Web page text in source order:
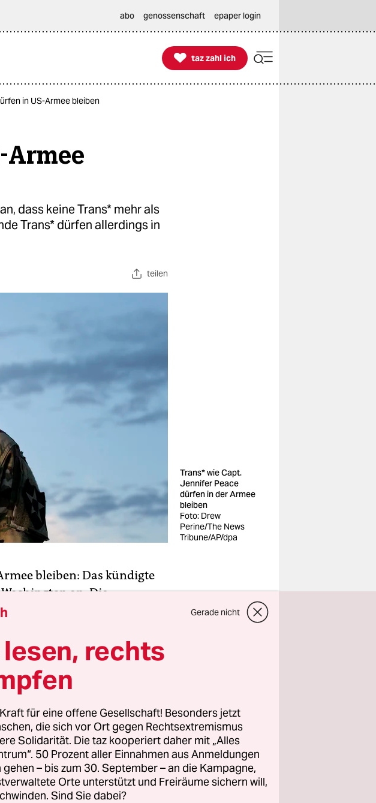
abo genossenschaft epaper login

taz zahl ich
taz zahl ich
in US-Armee bleiben
Armee
dass keine Trans* mehr als
Trans* dürfen allerdings in
teilen
Trans* wie Capt.
Jennifer Peace
dürfen in der Armee
bleiben
Foto: Drew
Perine/The News
Tribune/AP/dpa
bleiben: Das kündigte
an. Die
gilt für alle Transgender,
Mit dem von Präsident
für neue Rekruten soll sich
am Freitag angewiesen,
des Landes
am 23. März 2018 in Kraft
zur Begründung
„enormen medizinischen
die die Aufnahme von
Gerade nicht
rechts
für eine offene Gesellschaft! Besonders jetzt
die sich vor Ort gegen Rechtsextremismus
Solidarität. Die taz kooperiert daher mit „Alles
50 Prozent aller Einnahmen aus Anmeldungen
gehen – bis zum 30. September – an die Kampagne,
Orte unterstützt und Freiräume sichern will,
Sind Sie dabei?